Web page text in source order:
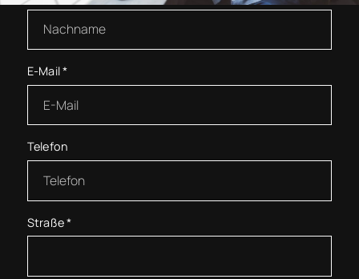
E-Mail*
Telefon
Straße*